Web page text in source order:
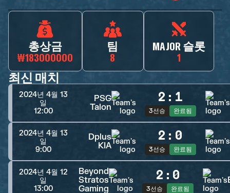
총상금
₩183000000
팀
8
MAJOR 슬롯
1
최신 매치
2024년 4월 13
일
12:00
PSG
Talon
2 : 1
3선승 완료됨
2024년 4월 13
일
9:00
Dplus
KIA
2 : 0
3선승 완료됨
2024년 4월 12
일
13:00
Beyond
Stratos
Gaming
2 : 0
3선승 완료됨